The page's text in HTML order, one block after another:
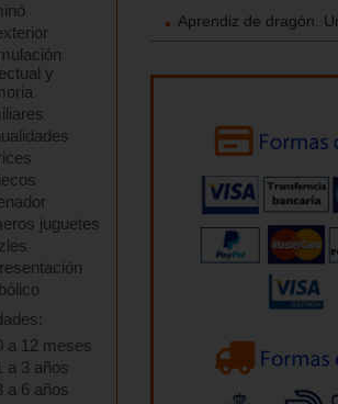
y
juguetes
a 12 meses
a 3 años
a 6 años
Aprendiz de dragón.